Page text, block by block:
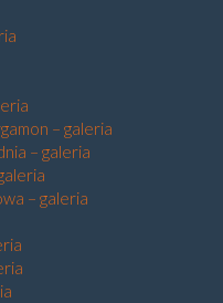
– galeria
– galeria
– galeria